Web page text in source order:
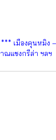
เมืองคุนหมิง
ณแชงกรีล่า ฯลฯ